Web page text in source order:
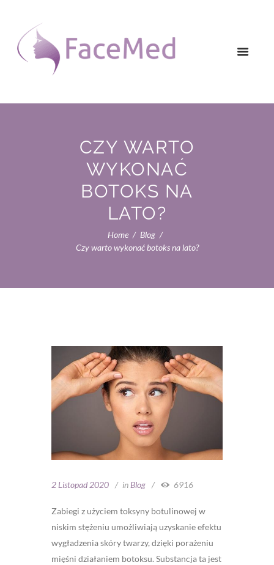
CZY WARTO
WYKONAĆ
BOTOKS NA
LATO?
Home
Blog
Czy warto wykonać botoks na lato?
2 Listopad 2020 in Blog 6916
Zabiegi z użyciem toksyny botulinowej w
niskim stężeniu umożliwiają uzyskanie efektu
wygładzenia skóry twarzy, dzięki porażeniu
mięśni działaniem botoksu. Substancja ta jest